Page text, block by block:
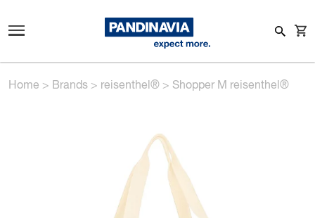
Home > Brands > reisenthel® > Shopper M reisenthel®